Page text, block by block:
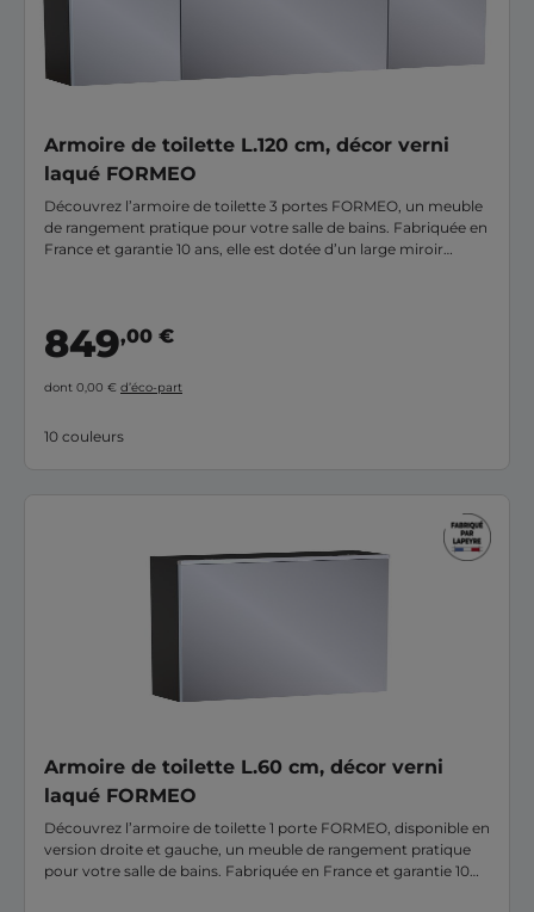
Armoire de toilette L.120 cm, décor verni
laqué FORMEO
Découvrez l’armoire de toilette 3 portes FORMEO, un meuble
de rangement pratique pour votre salle de bains. Fabriquée en
France et garantie 10 ans, elle est dotée d’un large miroir
849,00 €
dont 0,00 € d’éco-part
10 couleurs
Armoire de toilette L.60 cm, décor verni
laqué FORMEO
Découvrez l’armoire de toilette 1 porte FORMEO, disponible en
version droite et gauche, un meuble de rangement pratique
pour votre salle de bains. Fabriquée en France et garantie 10